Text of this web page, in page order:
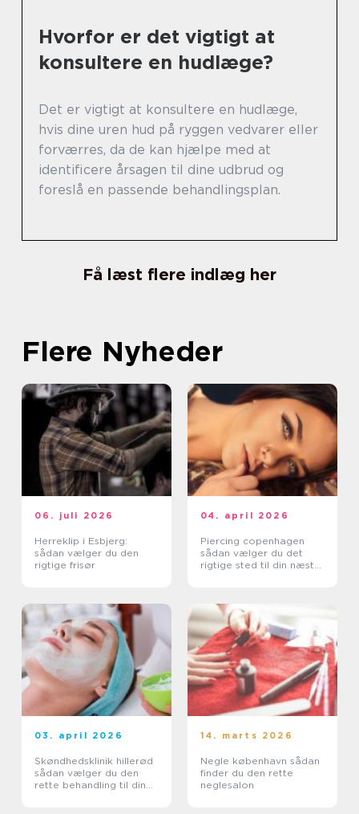
Hvorfor er det vigtigt at
konsultere en hudlæge?
Det er vigtigt at konsultere en hudlæge,
hvis dine uren hud på ryggen vedvarer eller
forværres, da de kan hjælpe med at
identificere årsagen til dine udbrud og
foreslå en passende behandlingsplan.
Få læst flere indlæg her
Flere Nyheder
06. juli 2026
Herreklip i Esbjerg:
sådan vælger du den
rigtige frisør
04. april 2026
Piercing copenhagen
sådan vælger du det
rigtige sted til din næste
03. april 2026
Skøndhedsklinik hillerød
sådan vælger du den
rette behandling til din
14. marts 2026
Negle københavn sådan
finder du den rette
neglesalon